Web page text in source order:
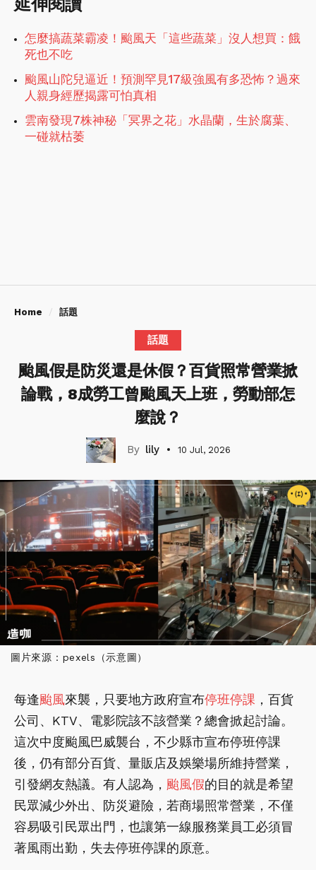
延伸閱讀
怎麼搞蔬菜霸凌！颱風天「這些蔬菜」沒人想買：餓
死也不吃
颱風山陀兒逼近！預測罕見17級強風有多恐怖？過來
人親身經歷揭露可怕真相
雲南發現7株神秘「冥界之花」水晶蘭，生於腐葉、
一碰就枯萎
Home 話題
話題
颱風假是防災還是休假？百貨照常營業掀
論戰，8成勞工曾颱風天上班，勞動部怎
麼說？
lily 10 Jul, 2026
圖片來源：pexels（示意圖）
每逢颱風來襲，只要地方政府宣布停班停課 ，百貨
公司、KTV、電影院該不該營業？總會掀起討論。
這次中度颱風巴威襲台，不少縣市宣布停班停課
後，仍有部分百貨、量販店及娛樂場所維持營業，
引發網友熱議。有人認為， 颱風假的目的就是希望
民眾減少外出、防災避險，若商場照常營業，不僅
容易吸引民眾出門，也讓第一線服務業員工必須冒
著風雨出勤，失去停班停課的原意。